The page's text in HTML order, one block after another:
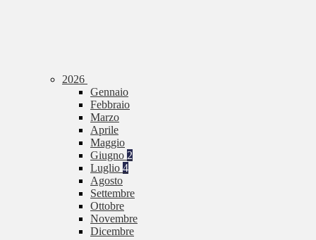
2026
Gennaio
Febbraio
Marzo
Aprile
Maggio
Giugno 2
Luglio 4
Agosto
Settembre
Ottobre
Novembre
Dicembre